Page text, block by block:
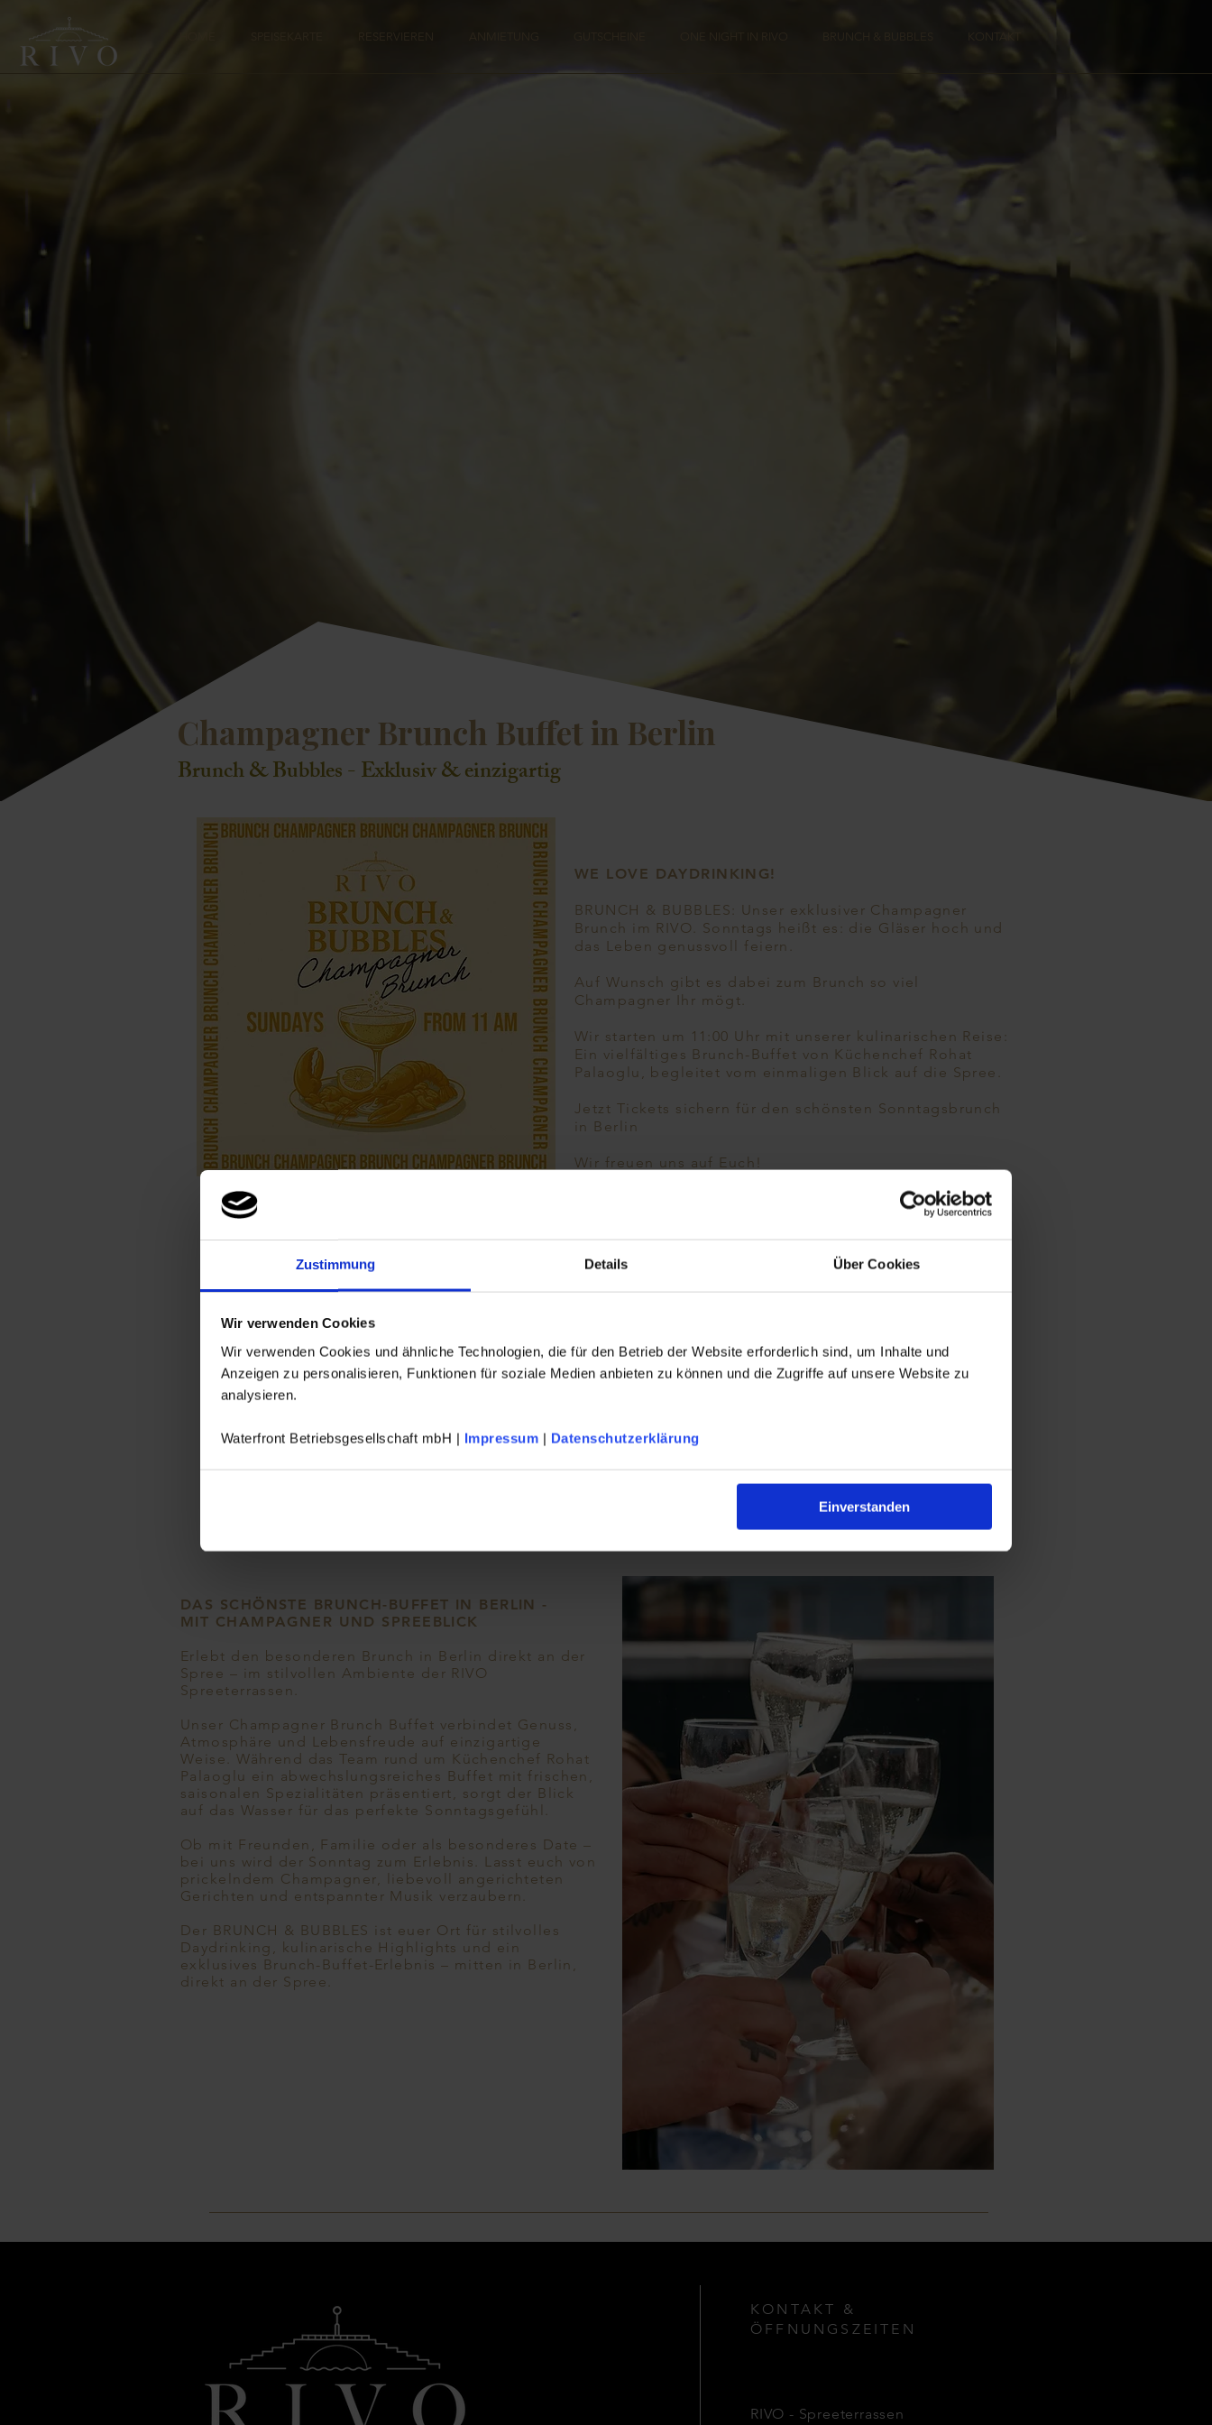
Zustimmung Details Über Cookies
Wir verwenden Cookies
Wir verwenden Cookies und ähnliche Technologien, die für den Betrieb der Website erforderlich sind, um Inhalte und
Anzeigen zu personalisieren, Funktionen für soziale Medien anbieten zu können und die Zugriffe auf unsere Website zu
analysieren.
Waterfront Betriebsgesellschaft mbH | Impressum | Datenschutzerklärung
Einverstanden
Champagner Brunch Buffet in Berlin
Brunch & Bubbles - Exklusiv & einzigartig
TICKETS 09.08.2026
TICKETS 23.08.2026
WE LOVE DAYDRINKING!
BRUNCH & BUBBLES: Unser exklusiver Champagner
Brunch im RIVO. Sonntags heißt es: die Gläser hoch und
das Leben genussvoll feiern.
Auf Wunsch gibt es dabei zum Brunch so viel
Champagner Ihr mögt.
Wir starten um 11:00 Uhr mit unserer kulinarischen Reise:
Ein vielfältiges Brunch-Buffet von Küchenchef Rohat
Palaoglu, begleitet vom einmaligen Blick auf die Spree.
Jetzt Tickets sichern für den schönsten Sonntagsbrunch
in Berlin
Wir freuen uns auf Euch!
TICKETS 13.09.2026
TICKETS 27.09.2026
DAS SCHÖNSTE BRUNCH-BUFFET IN BERLIN -
MIT CHAMPAGNER UND SPREEBLICK
Erlebt den besonderen Brunch in Berlin direkt an der
Spree – im stilvollen Ambiente der RIVO
Spreeterrassen.
Unser Champagner Brunch Buffet verbindet Genuss,
Atmosphäre und Lebensfreude auf einzigartige
Weise. Während das Team rund um Küchenchef Rohat
Palaoglu ein abwechslungsreiches Buffet mit frischen,
saisonalen Spezialitäten präsentiert, sorgt der Blick
auf das Wasser für das perfekte Sonntagsgefühl.
Ob mit Freunden, Familie oder als besonderes Date –
bei uns wird der Sonntag zum Erlebnis. Lasst euch von
prickelndem Champagner, liebevoll angerichteten
Gerichten und entspannter Musik verzaubern.
Der BRUNCH & BUBBLES ist euer Ort für stilvolles
Daydrinking, kulinarische Highlights und ein
exklusives Brunch-Buffet-Erlebnis – mitten in Berlin,
direkt an der Spree.
KONTAKT &
ÖFFNUNGSZEITEN
RIVO - Spreeterrassen